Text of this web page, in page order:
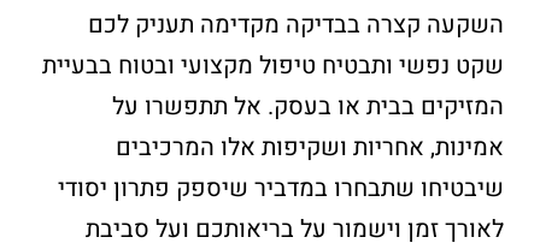
השקעה קצרה בבדיקה מקדימה תעניק לכם
שקט נפשי ותבטיח טיפול מקצועי ובטוח בבעיית
המזיקים בבית או בעסק. אל תתפשרו על
אמינות, אחריות ושקיפות אלו המרכיבים
שיבטיחו שתבחרו במדביר שיספק פתרון יסודי
לאורך זמן וישמור על בריאותכם ועל סביבת